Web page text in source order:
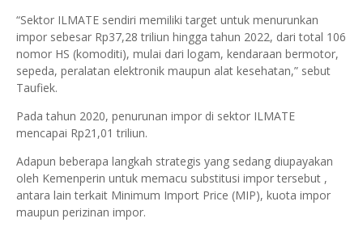
“Sektor ILMATE sendiri memiliki target untuk menurunkan
impor sebesar Rp37,28 triliun hingga tahun 2022, dari total 106
nomor HS (komoditi), mulai dari logam, kendaraan bermotor,
sepeda, peralatan elektronik maupun alat kesehatan,” sebut
Taufiek.
Pada tahun 2020, penurunan impor di sektor ILMATE
mencapai Rp21,01 triliun.
Adapun beberapa langkah strategis yang sedang diupayakan
oleh Kemenperin untuk memacu substitusi impor tersebut ,
antara lain terkait Minimum Import Price (MIP), kuota impor
maupun perizinan impor.